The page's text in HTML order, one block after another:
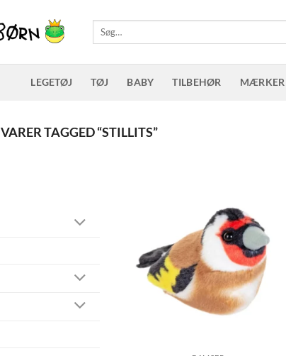
Søg
efter:
LEGETØJ TØJ BABY TILBEHØR MÆRKER
VARER TAGGED “STILLITS”